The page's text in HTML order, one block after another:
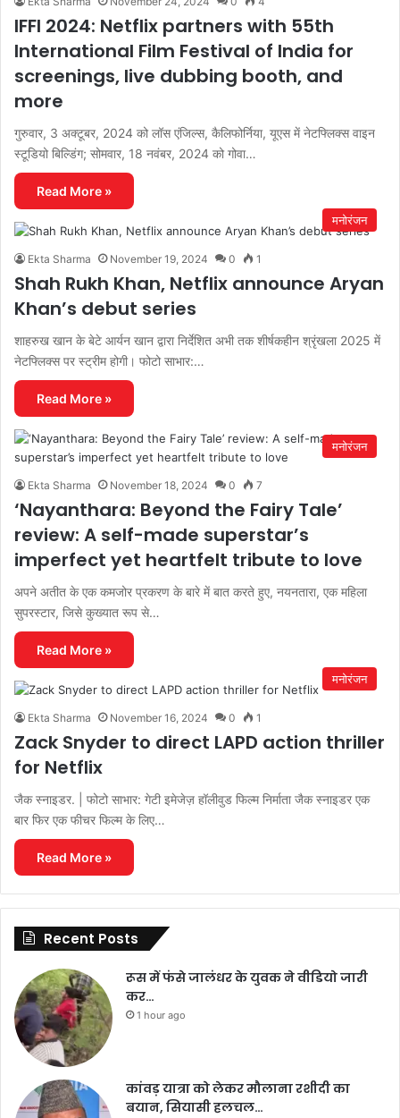
IFFI 2024: Netflix partners with 55th
International Film Festival of India for
screenings, live dubbing booth, and
more
गुरुवार, 3 अक्टूबर, 2024 को लॉस एंजिल्स, कैलिफोर्निया, यूएस में नेटफ्लिक्स वाइन
स्टूडियो बिल्डिंग; सोमवार, 18 नवंबर, 2024 को गोवा…
Read More »
मनोरंजन
Ekta Sharma November 19, 2024 0 1
Shah Rukh Khan, Netflix announce Aryan
Khan’s debut series
शाहरुख खान के बेटे आर्यन खान द्वारा निर्देशित अभी तक शीर्षकहीन श्रृंखला 2025 में
नेटफ्लिक्स पर स्ट्रीम होगी। फोटो साभार:…
Read More »
मनोरंजन
Ekta Sharma November 18, 2024 0 7
‘Nayanthara: Beyond the Fairy Tale’
review: A self-made superstar’s
imperfect yet heartfelt tribute to love
अपने अतीत के एक कमजोर प्रकरण के बारे में बात करते हुए, नयनतारा, एक महिला
सुपरस्टार, जिसे कुख्यात रूप से…
Read More »
मनोरंजन
Ekta Sharma November 16, 2024 0 1
Zack Snyder to direct LAPD action thriller
for Netflix
जैक स्नाइडर. | फोटो साभार: गेटी इमेजेज़ हॉलीवुड फिल्म निर्माता जैक स्नाइडर एक
बार फिर एक फीचर फिल्म के लिए…
Read More »
Recent Posts
रूस में फंसे जालंधर के युवक ने वीडियो जारी
कर…
1 hour ago
कांवड़ यात्रा को लेकर मौलाना रशीदी का
बयान, सियासी हलचल…